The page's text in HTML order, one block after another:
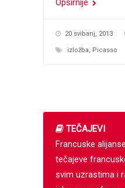
Opširnije
20 svibanj, 2013
izložba, Picasso
TEČAJEVI
Francuske
tečajeve
svim uzrastima i